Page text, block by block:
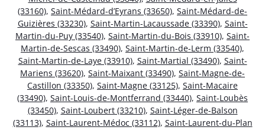
(33160), Saint-Médard-d’Eyrans (33650), Saint-Médard-de-
Guizières (33230), Saint-Martin-Lacaussade (33390), Saint-
Martin-du-Puy (33540), Saint-Martin-du-Bois (33910), Saint-
Martin-de-Sescas (33490), Saint-Martin-de-Lerm (33540),
Saint-Martin-de-Laye (33910), Saint-Martial (33490), Saint-
Mariens (33620), Saint-Maixant (33490), Saint-Magne-de-
Castillon (33350), Saint-Magne (33125), Saint-Macaire
(33490), Saint-Louis-de-Montferrand (33440), Saint-Loubès
(33450), Saint-Loubert (33210), Saint-Léger-de-Balson
(33113), Saint-Laurent-Médoc (33112), Saint-Laurent-du-Plan